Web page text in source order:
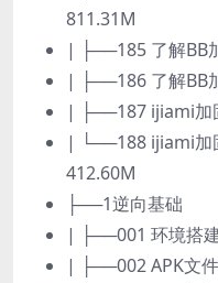
811.31M
| ├──185 了解BB
| ├──186 了解BB
| ├──187 ijiami加
| └──188 ijiami加
412.60M
├──1逆向基础
| ├──001 环境搭
| ├──002 APK文